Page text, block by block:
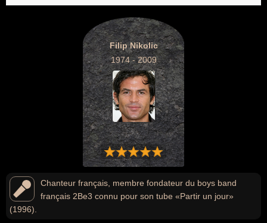
Filip Nikolic
1974 - 2009
Chanteur français, membre fondateur du boys band
français 2Be3 connu pour son tube «Partir un jour»
(1996).